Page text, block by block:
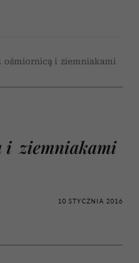
ośmiornicą i ziemniakami
i ziemniakami
10 STYCZNIA 2016